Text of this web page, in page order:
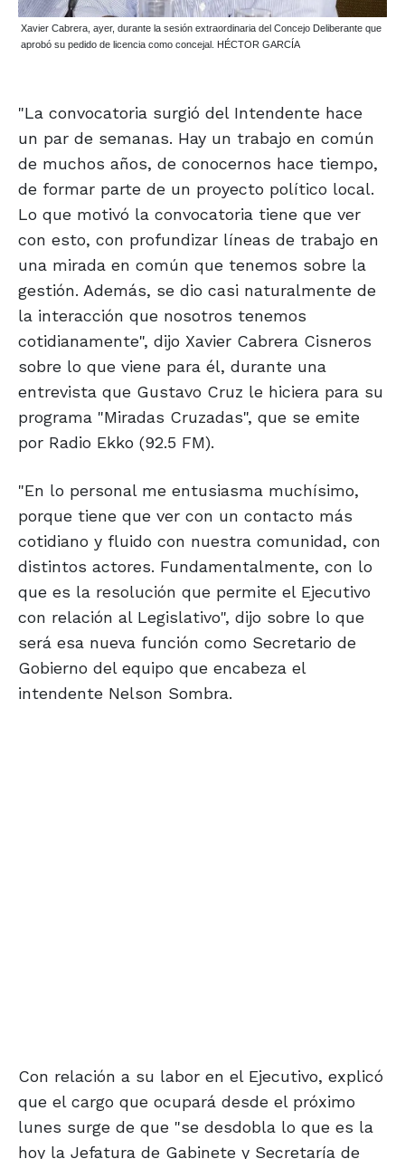
Xavier Cabrera, ayer, durante la sesión extraordinaria del Concejo Deliberante que
aprobó su pedido de licencia como concejal. HÉCTOR GARCÍA
"La convocatoria surgió del Intendente hace
un par de semanas. Hay un trabajo en común
de muchos años, de conocernos hace tiempo,
de formar parte de un proyecto político local.
Lo que motivó la convocatoria tiene que ver
con esto, con profundizar líneas de trabajo en
una mirada en común que tenemos sobre la
gestión. Además, se dio casi naturalmente de
la interacción que nosotros tenemos
cotidianamente", dijo Xavier Cabrera Cisneros
sobre lo que viene para él, durante una
entrevista que Gustavo Cruz le hiciera para su
programa "Miradas Cruzadas", que se emite
por Radio Ekko (92.5 FM).
"En lo personal me entusiasma muchísimo,
porque tiene que ver con un contacto más
cotidiano y fluido con nuestra comunidad, con
distintos actores. Fundamentalmente, con lo
que es la resolución que permite el Ejecutivo
con relación al Legislativo", dijo sobre lo que
será esa nueva función como Secretario de
Gobierno del equipo que encabeza el
intendente Nelson Sombra.
Con relación a su labor en el Ejecutivo, explicó
que el cargo que ocupará desde el próximo
lunes surge de que "se desdobla lo que es la
hoy la Jefatura de Gabinete y Secretaría de